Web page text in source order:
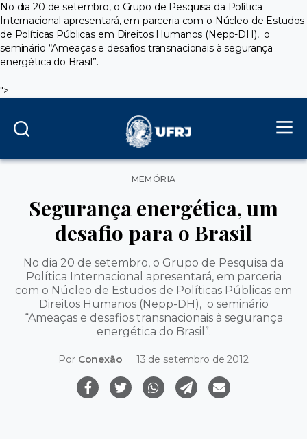
No dia 20 de setembro, o Grupo de Pesquisa da Política
Internacional apresentará, em parceria com o Núcleo de Estudos
de Políticas Públicas em Direitos Humanos (Nepp-DH), o
seminário “Ameaças e desafios transnacionais à segurança
energética do Brasil”.
">
Categorias
MEMÓRIA
Segurança energética, um
desafio para o Brasil
No dia 20 de setembro, o Grupo de Pesquisa da
Política Internacional apresentará, em parceria
com o Núcleo de Estudos de Políticas Públicas em
Direitos Humanos (Nepp-DH), o seminário
“Ameaças e desafios transnacionais à segurança
energética do Brasil”.
Por Conexão 13 de setembro de 2012